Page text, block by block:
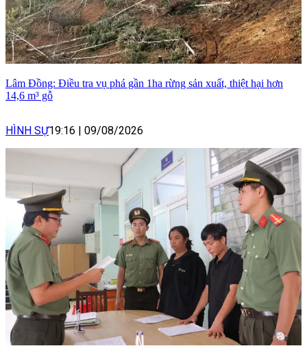
Lâm Đồng: Điều tra vụ phá gần 1ha rừng sản xuất, thiệt hại hơn
14,6 m³ gỗ
HÌNH SỰ19:16 09/08/2026